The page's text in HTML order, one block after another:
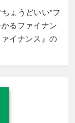
ょうどいい”フ
るファイナン
イナンス』の